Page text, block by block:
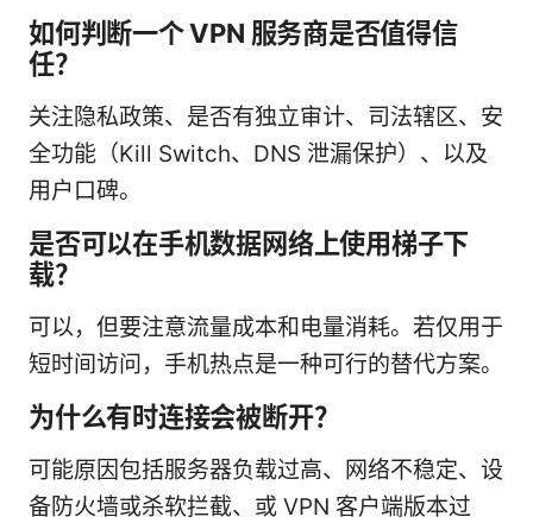
如何判断一个 VPN 服务商是否值得信
任？
关注隐私政策、是否有独立审计、司法辖区、安
全功能（Kill Switch、DNS 泄漏保护）、以及
用户口碑。
是否可以在手机数据网络上使用梯子下
载？
可以，但要注意流量成本和电量消耗。若仅用于
短时间访问，手机热点是一种可行的替代方案。
为什么有时连接会被断开？
可能原因包括服务器负载过高、网络不稳定、设
备防火墙或杀软拦截、或 VPN 客户端版本过